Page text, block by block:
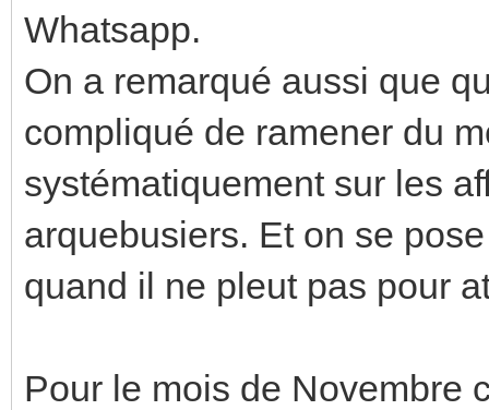
Whatsapp.
On a remarqué aussi que
compliqué de ramener du
systématiquement sur les
arquebusiers. Et on se
quand il ne pleut pas pour
Pour le mois de Novembre